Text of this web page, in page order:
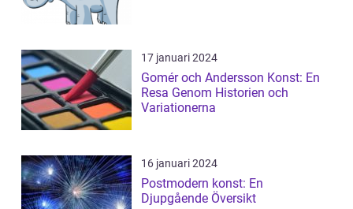
17 januari 2024
Gomér och Andersson Konst: En
Resa Genom Historien och
Variationerna
16 januari 2024
Postmodern konst: En
Djupgående Översikt